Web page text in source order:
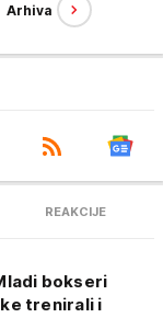
Arhiva
REAKCIJE
bokseri
trenirali i